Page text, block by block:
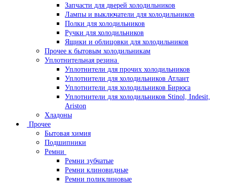
Запчасти для дверей холодильников
Лампы и выключатели для холодильников
Полки для холодильников
Ручки для холодильников
Ящики и облицовки для холодильников
Прочее к бытовым холодильникам
Уплотнительная резина
Уплотнители для прочих холодильников
Уплотнители для холодильников Атлант
Уплотнители для холодильников Бирюса
Уплотнители для холодильников Stinol, Indesit,
Ariston
Хладоны
Прочее
Бытовая химия
Подшипники
Ремни
Ремни зубчатые
Ремни клиновидные
Ремни поликлиновые